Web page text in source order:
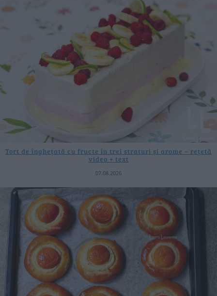
Tort de înghețată cu fructe în trei straturi și arome – rețetă
video + text
07.08.2026